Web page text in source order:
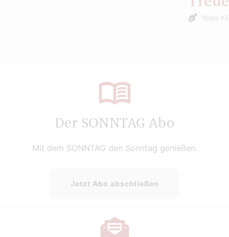
Niels
Der SONNTAG Abo
Mit dem SONNTAG den Sonntag genießen.
Jetzt Abo abschließen